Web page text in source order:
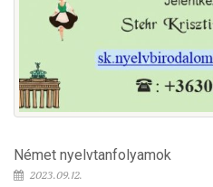
Német nyelvtanfolyamok
2023.09.12.